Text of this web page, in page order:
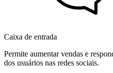
Caixa de entrada
Permite aumentar vendas e
dos usuários nas redes sociais.